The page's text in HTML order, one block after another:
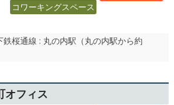
コワーキングスペース
桜通線 : 丸の内駅（丸の内駅から約
オフィス